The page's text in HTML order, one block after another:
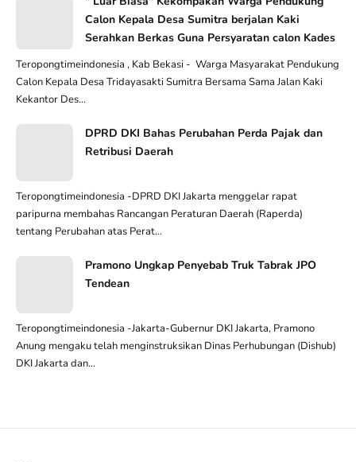
Calon Kepala Desa Sumitra berjalan Kaki
Serahkan Berkas Guna Persyaratan calon Kades
Teropongtimeindonesia , Kab Bekasi - Warga Masyarakat Pendukung
Calon Kepala Desa Tridayasakti Sumitra Bersama Sama Jalan Kaki
Kekantor Des...
DPRD DKI Bahas Perubahan Perda Pajak dan
Retribusi Daerah
Teropongtimeindonesia -DPRD DKI Jakarta menggelar rapat
paripurna membahas Rancangan Peraturan Daerah (Raperda)
tentang Perubahan atas Perat...
Pramono Ungkap Penyebab Truk Tabrak JPO
Tendean
Teropongtimeindonesia -Jakarta-Gubernur DKI Jakarta, Pramono
Anung mengaku telah menginstruksikan Dinas Perhubungan (Dishub)
DKI Jakarta dan...